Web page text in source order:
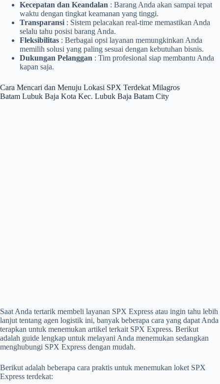
Kecepatan dan Keandalan : Barang Anda akan sampai tepat
waktu dengan tingkat keamanan yang tinggi.
Transparansi : Sistem pelacakan real-time memastikan Anda
selalu tahu posisi barang Anda.
Fleksibilitas : Berbagai opsi layanan memungkinkan Anda
memilih solusi yang paling sesuai dengan kebutuhan bisnis.
Dukungan Pelanggan : Tim profesional siap membantu Anda
kapan saja.
Cara Mencari dan Menuju Lokasi SPX Terdekat Milagros
Batam Lubuk Baja Kota Kec. Lubuk Baja Batam City
Saat Anda tertarik membeli layanan SPX Express atau ingin tahu lebih
lanjut tentang agen logistik ini, banyak beberapa cara yang dapat Anda
terapkan untuk menemukan artikel terkait SPX Express. Berikut
adalah guide lengkap untuk melayani Anda menemukan sedangkan
menghubungi SPX Express dengan mudah.
Berikut adalah beberapa cara praktis untuk menemukan loket SPX
Express terdekat: